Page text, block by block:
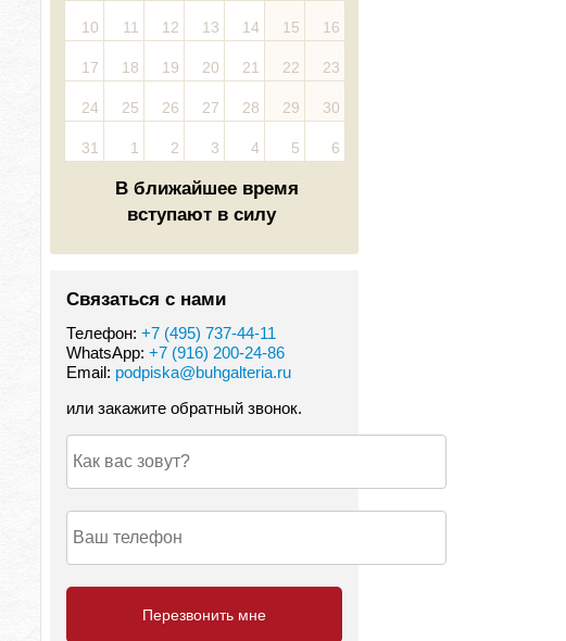
10 11 12 13 14 15 16
17 18 19 20 21 22 23
24 25 26 27 28 29 30
31 1 2 3 4 5 6
В ближайшее время
вступают в силу
Связаться с нами
Телефон: +7 (495) 737-44-11
WhatsApp: +7 (916) 200-24-86
Email: podpiska@buhgalteria.ru
или закажите обратный звонок.